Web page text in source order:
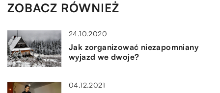
ZOBACZ RÓWNIEŻ
24.10.2020
Jak zorganizować niezapomniany
wyjazd we dwoje?
04.12.2021